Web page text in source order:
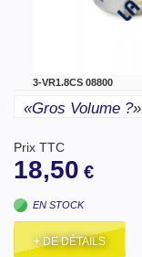
3-VR1.8CS 08800
«gros Volume ?»
Prix TTC
18,50 €
EN STOCK
+ DE DÉTAILS